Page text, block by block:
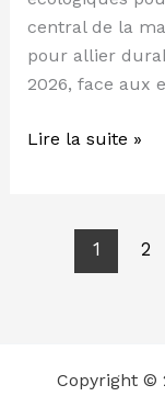
central de la
pour allier
2026, face aux
Lire la suite »
1 2